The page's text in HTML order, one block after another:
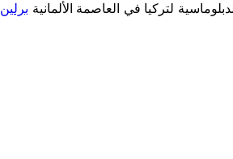
لتركيا في العاصمة الألمانية برلين